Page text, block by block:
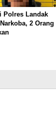
Polres Landak
2 Orang